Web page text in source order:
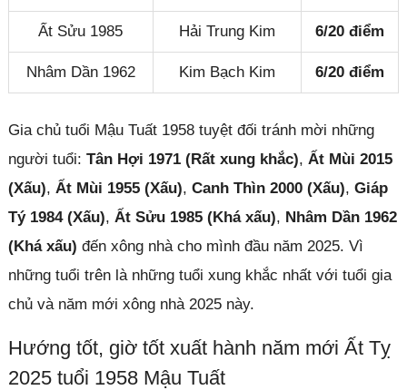
Ất Sửu 1985 Hải Trung Kim 6/20 điểm
Nhâm Dần 1962 Kim Bạch Kim 6/20 điểm
Gia chủ tuổi Mậu Tuất 1958 tuyệt đối tránh mời những
người tuổi: Tân Hợi 1971 (Rất xung khắc), Ất Mùi 2015
(Xấu), Ất Mùi 1955 (Xấu), Canh Thìn 2000 (Xấu), Giáp
Tý 1984 (Xấu), Ất Sửu 1985 (Khá xấu), Nhâm Dần 1962
(Khá xấu) đến xông nhà cho mình đầu năm 2025. Vì
những tuổi trên là những tuổi xung khắc nhất với tuổi gia
chủ và năm mới xông nhà 2025 này.
Hướng tốt, giờ tốt xuất hành năm mới Ất Tỵ
2025 tuổi 1958 Mậu Tuất